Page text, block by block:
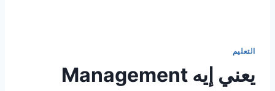
التعليم
يعني إيه Management